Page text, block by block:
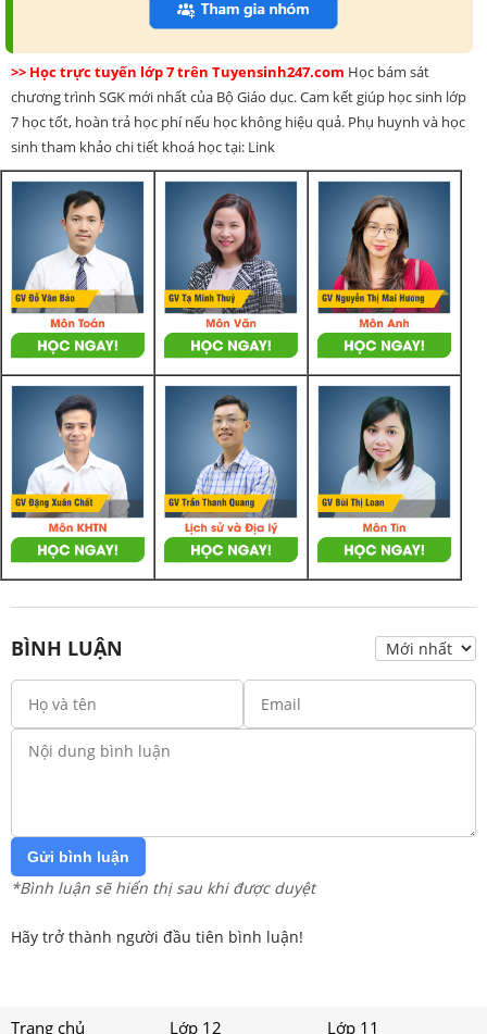
>> Học trực tuyến lớp 7 trên Tuyensinh247.com Học bám sát
chương trình SGK mới nhất của Bộ Giáo dục. Cam kết giúp học sinh lớp
7 học tốt, hoàn trả học phí nếu học không hiệu quả. Phụ huynh và học
sinh tham khảo chi tiết khoá học tại: Link
BÌNH LUẬN
Gửi bình luận
*Bình luận sẽ hiển thị sau khi được duyệt
Hãy trở thành người đầu tiên bình luận!
Trang chủ Lớp 12
Lớp 11